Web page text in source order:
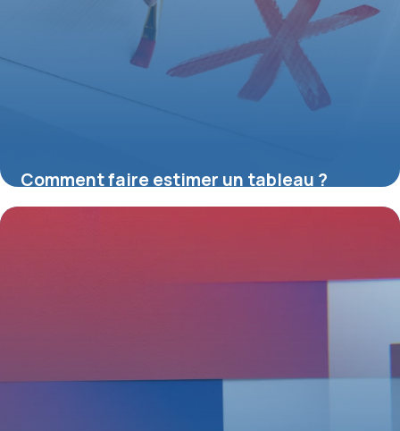
Comment faire estimer un tableau ?
16 juillet 2026